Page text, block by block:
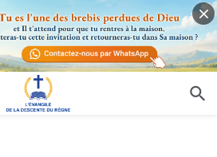
Christ des faux Christs